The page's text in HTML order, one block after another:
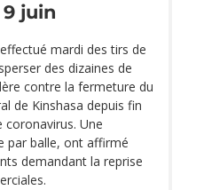
juin
mardi des tirs de
des dizaines de
contre la fermeture du
de Kinshasa depuis fin
coronavirus. Une
par balle, ont affirmé
demandant la reprise